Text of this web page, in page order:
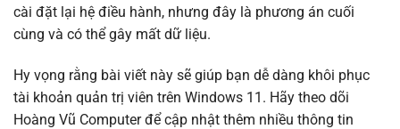
cài đặt lại hệ điều hành, nhưng đây là phương án cuối
cùng và có thể gây mất dữ liệu.
Hy vọng rằng bài viết này sẽ giúp bạn dễ dàng khôi phục
tài khoản quản trị viên trên Windows 11. Hãy theo dõi
Hoàng Vũ Computer để cập nhật thêm nhiều thông tin